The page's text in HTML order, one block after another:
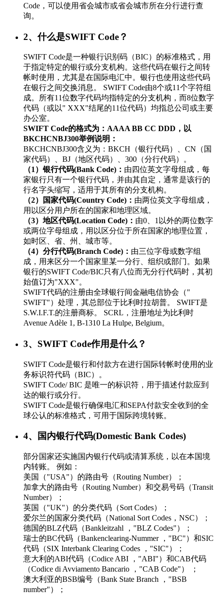
Code，可以使用省会城市或省会城市所在分行进行查
询。
2、什么是SWIFT Code？
SWIFT Code是一种银行识别码（BIC）的标准格式，用
于指定特定的银行或分支机构。这些代码在银行之间转
帐时使用，尤其是在国际电汇中。银行也使用这些代码
在银行之间交换消息。 SWIFT Code由8个或11个字符组
成。所有11位数字代码均指特定的分支机构，而8位数字
代码（或以" XXX"结尾的11位代码）均指总公司或主要
办公室。
SWIFT Code的格式为：AAAA BB CC DDD，以
BKCHCNBJ300举例说明：
BKCHCNBJ300含义为：BKCH（银行代码）、CN（国
家代码）、BJ（地区代码）、300（分行代码）。
（1）银行代码(Bank Code)： 由四位英文字母组成，每
家银行只有一个银行代码，并由其自定，通常是该行的
行名字头缩写，适用于其所有的分支机构。
（2）国家代码(Country Code)： 由两位英文字母组成，
用以区分用户所在的国家和地理区域。
（3）地区代码(Location Code)： 由0、1以外的两位数字
或两位字母组成，用以区分位于所在国家的地理位置，
如时区、省、州、城市等。
（4）分行代码(Branch Code)： 由三位字母或数字组
成，用来区分一个国家里某一分行、组织或部门。如果
银行的SWIFT Code/BIC只有八位而无分行代码时，其初
始值订为"XXX"。
SWIFT代码的注册由全球银行间金融电信协会（"
SWIFT"）处理，其总部位于比利时拉胡普。 SWIFT是
S.W.I.F.T.的注册商标。 SCRL，注册地址为比利时
Avenue Adèle 1, B-1310 La Hulpe, Belgium。
3、SWIFT Code作用是什么？
SWIFT Code是银行和付款方在进行国际转帐时使用的业
务标识符代码（BIC）。
SWIFT Code/ BIC 是唯一的标识符，用于描述付款应到
达的银行或分行。
SWIFT Code是银行确保电汇和SEPA付款安全收到的全
球公认的标准格式，可用于国际跨境转账。
4、国内银行代码(Domestic Bank Codes)
部分国家还实施国内银行代码或清算系统，以在本国境
内转账。 例如：
美国（"USA"）的路由号（Routing Number）；
加拿大的路由号（Routing Number）和交易号码（Transit
Number）；
英国（"UK"）的分类代码（Sort Codes）；
爱尔兰的国家分类代码（National Sort Codes，NSC）；
德国的BLZ代码（Bankleitzahl ，"BLZ Codes"）；
瑞士的BC代码（Bankenclearing-Nummer ，"BC"）和SIC
代码（SIX Interbank Clearing Codes ，"SIC"）；
意大利的ABI代码（Codice ABI ，"ABI"）和CAB代码
（Codice di Avviamento Bancario ，"CAB Code"） ；
澳大利亚的BSB编号（Bank State Branch ，"BSB
number"）；